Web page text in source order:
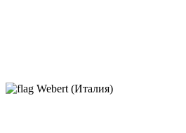
Webert (Италия)